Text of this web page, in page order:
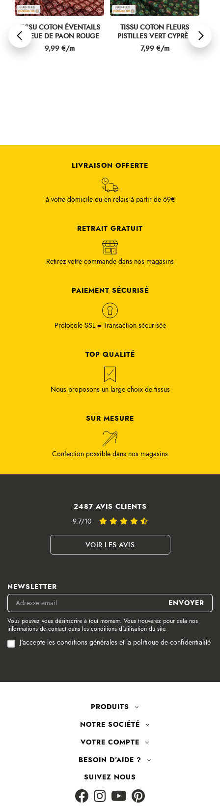
TISSU COTON ÉVENTAILS
QUEUE DE PAON ROUGE
Prix
9,99 €/m
TISSU COTON FLEURS
PISTILLES VERT CYPRÈS
Prix
7,99 €/m
LIVRAISON OFFERTE
à votre domicile ou en relais à partir de 69€
RETRAIT GRATUIT
Retirez votre commande dans nos magasins
PAIEMENT SÉCURISÉ
Protocole SSL = Transaction sécurisée
TOP QUALITÉ
Nous proposons un large choix de tissus
SUR MESURE
Confection possible dans nos magasins
2487 AVIS CLIENTS
9.7/10
VOIR LES AVIS
NEWSLETTER
Vous pouvez vous désinscrire à tout moment. Vous trouverez pour cela nos
informations de contact dans les conditions d'utilisation du site.
J'accepte les conditions générales et la politique de confidentialité
PRODUITS
NOTRE SOCIÉTÉ
VOTRE COMPTE
BESOIN D'AIDE ?
SUIVEZ NOUS